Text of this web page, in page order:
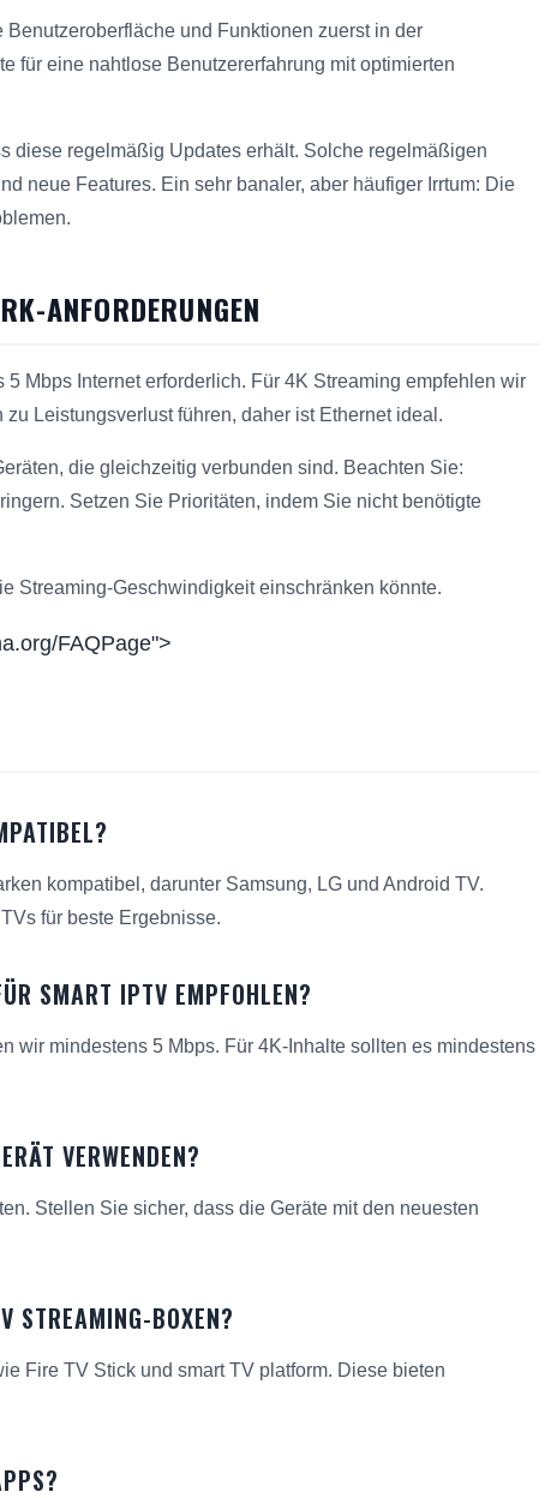
und Funktionen zuerst in der
für eine nahtlose Benutzererfahrung mit optimierten
diese regelmäßig Updates erhält. Solche regelmäßigen
neue Features. Ein sehr banaler, aber häufiger Irrtum: Die
ANFORDERUNGEN
Mbps Internet erforderlich. Für 4K Streaming empfehlen wir
Leistungsverlust führen, daher ist Ethernet ideal.
die gleichzeitig verbunden sind. Beachten Sie:
Setzen Sie Prioritäten, indem Sie nicht benötigte
Streaming-Geschwindigkeit einschränken könnte.
FAQPage">
kompatibel, darunter Samsung, LG und Android TV.
für beste Ergebnisse.
SMART IPTV EMPFOHLEN?
wir mindestens 5 Mbps. Für 4K-Inhalte sollten es mindestens
VERWENDEN?
Stellen Sie sicher, dass die Geräte mit den neuesten
STREAMING-BOXEN?
Fire TV Stick und smart TV platform. Diese bieten